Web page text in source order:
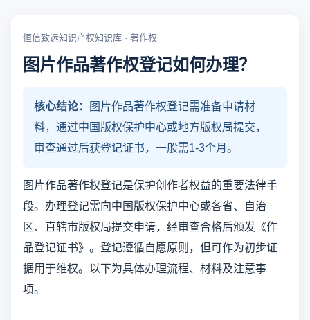
恒信致远知识产权知识库 · 著作权
图片作品著作权登记如何办理？
核心结论：
图片作品著作权登记需准备申请材
料，通过中国版权保护中心或地方版权局提交，
审查通过后获登记证书，一般需1-3个月。
图片作品著作权登记是保护创作者权益的重要法律手
段。办理登记需向中国版权保护中心或各省、自治
区、直辖市版权局提交申请，经审查合格后颁发《作
品登记证书》。登记遵循自愿原则，但可作为初步证
据用于维权。以下为具体办理流程、材料及注意事
项。